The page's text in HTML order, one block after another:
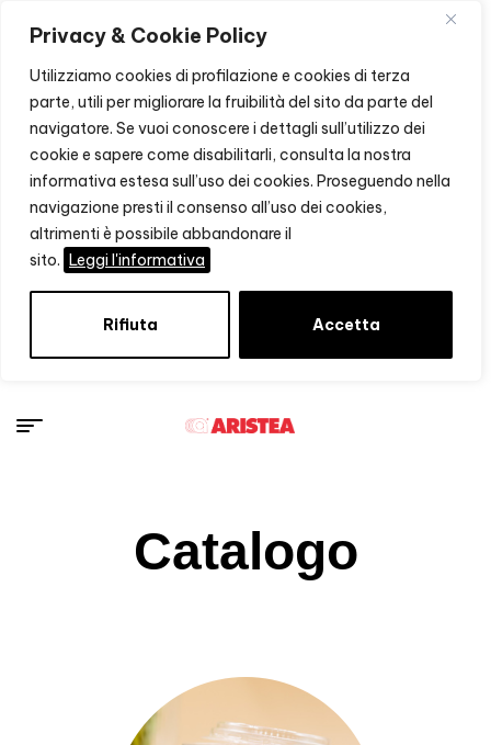
Privacy & Cookie Policy
Utilizziamo cookies di profilazione e cookies di terza
parte, utili per migliorare la fruibilità del sito da parte del
navigatore. Se vuoi conoscere i dettagli sull’utilizzo dei
cookie e sapere come disabilitarli, consulta la nostra
informativa estesa sull’uso dei cookies. Proseguendo nella
navigazione presti il consenso all’uso dei cookies,
altrimenti è possibile abbandonare il
sito. Leggi l'informativa
Rifiuta Accetta
Catalogo